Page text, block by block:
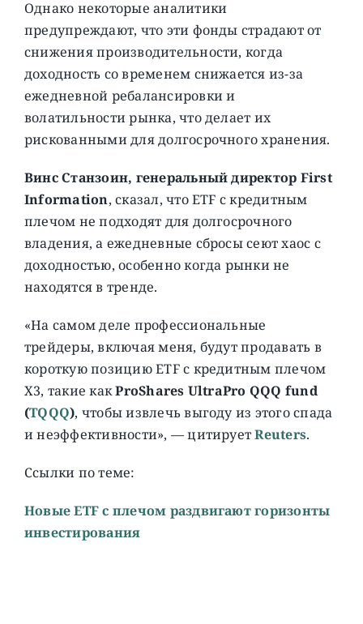
Однако некоторые аналитики
предупреждают, что эти фонды страдают от
снижения производительности, когда
доходность со временем снижается из-за
ежедневной ребалансировки и
волатильности рынка, что делает их
рискованными для долгосрочного хранения.
Винс Станзоин, генеральный директор First
Information, сказал, что ETF с кредитным
плечом не подходят для долгосрочного
владения, а ежедневные сбросы сеют хаос с
доходностью, особенно когда рынки не
находятся в тренде.
«На самом деле профессиональные
трейдеры, включая меня, будут продавать в
короткую позицию ETF с кредитным плечом
X3, такие какProShares UltraPro QQQ fund
(TQQQ), чтобы извлечь выгоду из этого спада
и неэффективности», — цитируетReuters.
Ссылки по теме:
Новые ETF с плечом раздвигают горизонты
инвестирования